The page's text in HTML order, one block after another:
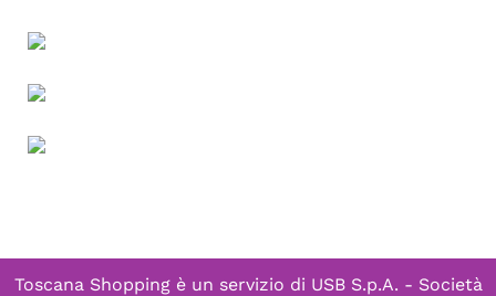
Toscana Shopping è un servizio di USB S.p.A. - Società